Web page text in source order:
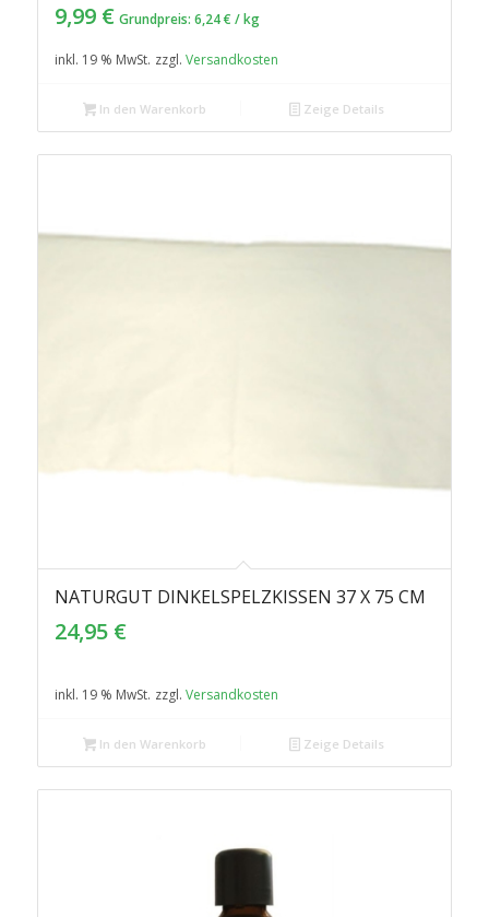
9,99 € Grundpreis: 6,24€ /kg
inkl. 19 % MwSt. zzgl. Versandkosten
In den Warenkorb Zeige Details
NATURGUT DINKELSPELZKISSEN 37 X 75 CM
24,95 €
inkl. 19 % MwSt. zzgl. Versandkosten
In den Warenkorb Zeige Details